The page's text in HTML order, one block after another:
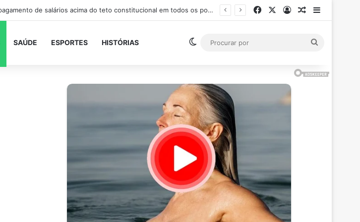
Ministro Flávio Dino suspende pagamento de salários acima do teto constitucional em todos os poderes FacebookEntrarArtigoBarra
SAÚDE ESPORTES HISTÓRIAS Switch skin